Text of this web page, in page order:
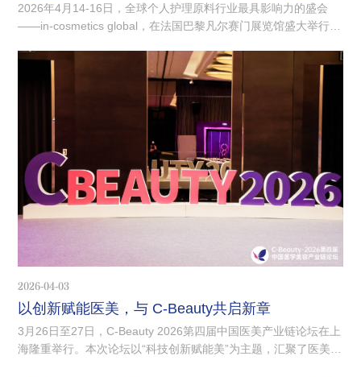
2026年4月14-16日，全球个人护理原料行业最具影响力的盛会
——in-cosmetics global，在法国巴黎凡尔赛门展览馆盛大举行。
球顶尖的原料供应商、品牌方及研发专家，打造从研发到市场的
一站式商贸与技术交流平台。
2026-04-03
以创新赋能医美，与 C‑Beauty共启新章
3月26日至27日，C-Beauty 2026第四届中国医美产业链论坛在上
海隆重举行。本次论坛以“科技创新赋能美”为主题，汇聚了医美行